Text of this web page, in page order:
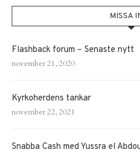
MISSA
Flashback forum – Senaste nytt
november 21, 2020
Kyrkoherdens tankar
november 22, 2021
Snabba Cash med Yussra el